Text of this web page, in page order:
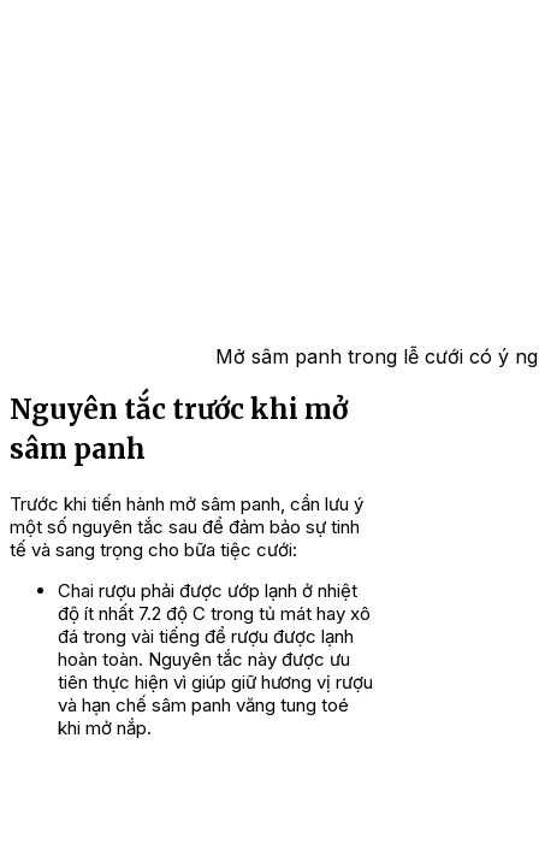
Mở sâm panh trong lễ cưới có ý
Nguyên tắc trước khi mở
sâm panh
Trước khi tiến hành mở sâm panh, cần lưu ý
một số nguyên tắc sau để đảm bảo sự tinh
tế và sang trọng cho bữa tiệc cưới:
Chai rượu phải được ướp lạnh ở nhiệt
độ ít nhất 7.2 độ C trong tủ mát hay xô
đá trong vài tiếng để rượu được lạnh
hoàn toàn. Nguyên tắc này được ưu
tiên thực hiện vì giúp giữ hương vị rượu
và hạn chế sâm panh văng tung toé
khi mở nắp.